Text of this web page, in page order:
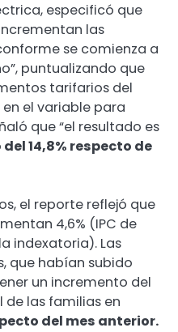
especificó que
las
se comienza a
puntualizando que
tarifarios del
en el variable para
que “el resultado es
14,8% respecto de
el reporte reflejó que
4,6% (IPC de
indexatoria). Las
que habían subido
un incremento del
de las familias en
del mes anterior.